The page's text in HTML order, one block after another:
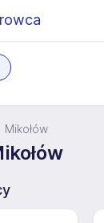
Mikołów